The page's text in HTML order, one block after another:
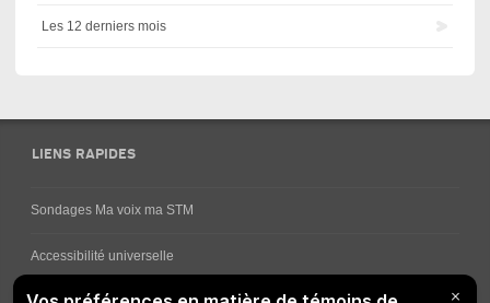
Les 12 derniers mois
LIENS RAPIDES
Sondages Ma voix ma STM
Accessibilité universelle